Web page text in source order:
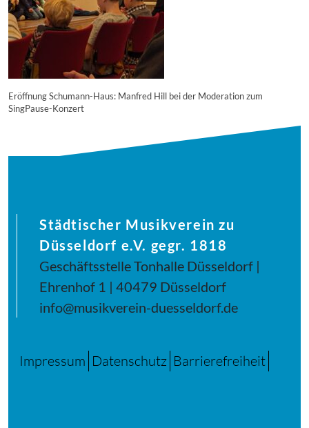
Eröffnung Schumann-Haus: Manfred Hill bei der Moderation zum
SingPause-Konzert
Städtischer Musikverein zu
Düsseldorf e.V. gegr. 1818
Geschäftsstelle Tonhalle Düsseldorf |
Ehrenhof 1 | 40479 Düsseldorf
info@musikverein-duesseldorf.de
Impressum Datenschutz Barrierefreiheit